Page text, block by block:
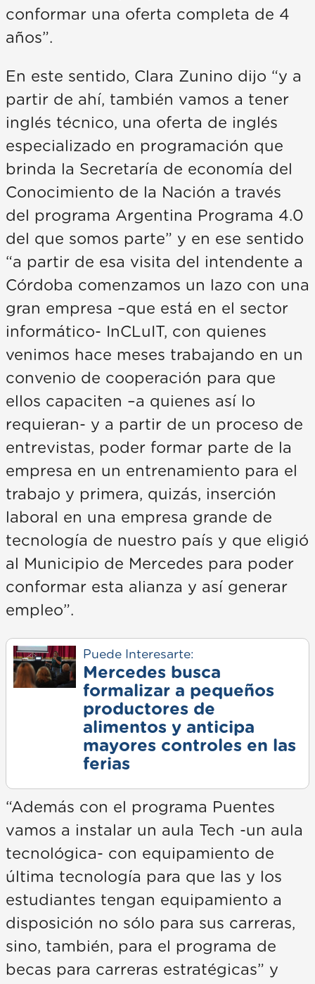
conformar una oferta completa de 4
años”.
En este sentido, Clara Zunino dijo “y a
partir de ahí, también vamos a tener
inglés técnico, una oferta de inglés
especializado en programación que
brinda la Secretaría de economía del
Conocimiento de la Nación a través
del programa Argentina Programa 4.0
del que somos parte” y en ese sentido
“a partir de esa visita del intendente a
Córdoba comenzamos un lazo con una
gran empresa –que está en el sector
informático- InCLuIT, con quienes
venimos hace meses trabajando en un
convenio de cooperación para que
ellos capaciten –a quienes así lo
requieran- y a partir de un proceso de
entrevistas, poder formar parte de la
empresa en un entrenamiento para el
trabajo y primera, quizás, inserción
laboral en una empresa grande de
tecnología de nuestro país y que eligió
al Municipio de Mercedes para poder
conformar esta alianza y así generar
empleo”.
Puede Interesarte:
Mercedes busca
formalizar a pequeños
productores de
alimentos y anticipa
mayores controles en las
ferias
“Además con el programa Puentes
vamos a instalar un aula Tech -un aula
tecnológica- con equipamiento de
última tecnología para que las y los
estudiantes tengan equipamiento a
disposición no sólo para sus carreras,
sino, también, para el programa de
becas para carreras estratégicas” y